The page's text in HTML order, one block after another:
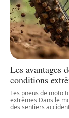
Les avantages
conditions
Les pneus de moto
extrêmes Dans le
des sentiers